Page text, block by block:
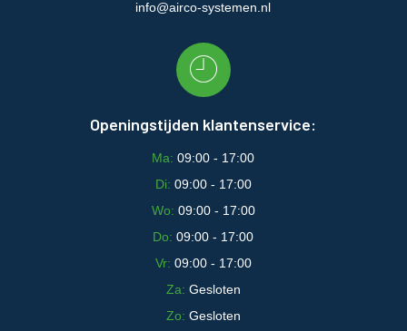
info@airco-systemen.nl
Openingstijden klantenservice:
Ma:09:00 - 17:00
Di: 09:00 - 17:00
Wo: 09:00 - 17:00
Do:09:00 - 17:00
Vr: 09:00 - 17:00
Za: Gesloten
Zo: Gesloten